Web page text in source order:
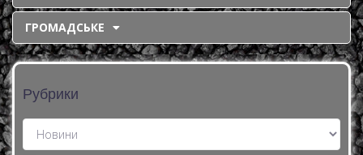
ГРОМАДСЬКЕ
Рубрики